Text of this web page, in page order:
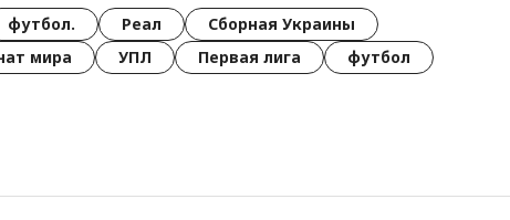
футбол. Реал
Сборная Украины
мира УПЛ Первая лига
футбол